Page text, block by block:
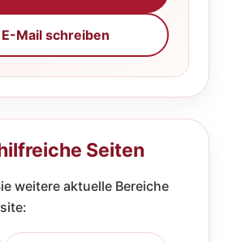
E-Mail schreiben
Seiten
weitere aktuelle Bereiche